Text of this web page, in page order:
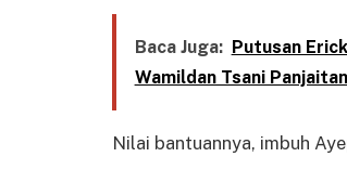
Baca Juga:
Putusan
Wamildan Tsani
Nilai bantuannya, imbuh